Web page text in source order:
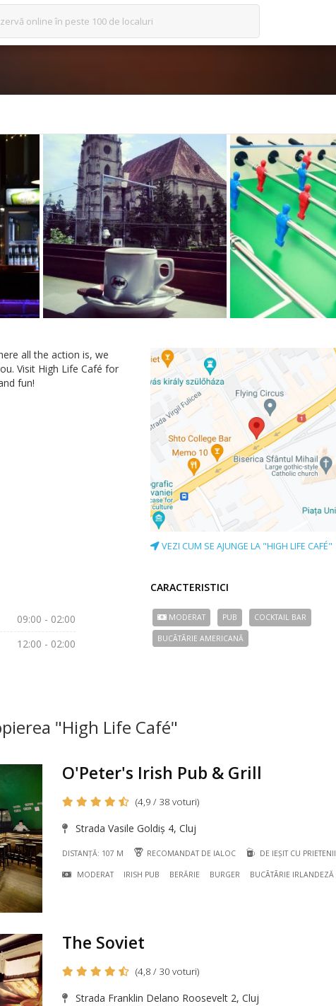
online în peste 100 de localuri
all the action is, we
Visit High Life Café for
fun!
VEZI CUM SE AJUNGE LA "HIGH LIFE CAFÉ"
09:00 - 02:00
12:00 - 02:00
CARACTERISTICI
MODERAT PUB COCKTAIL BAR
BUCÃTÃRIE AMERICANĂ
"High Life Café"
O'Peter's Irish Pub & Grill
(4,9 / 38 voturi)
Strada Vasile Goldiș 4, Cluj
DISTANȚĂ: 107 M RECOMANDAT DE IALOC DE IEȘIT CU PRIETENII
MODERAT IRISH PUB BERĂRIE BURGER BUCÃTÃRIE IRLANDEZĂ
The Soviet
(4,8 / 30 voturi)
Strada Franklin Delano Roosevelt 2, Cluj